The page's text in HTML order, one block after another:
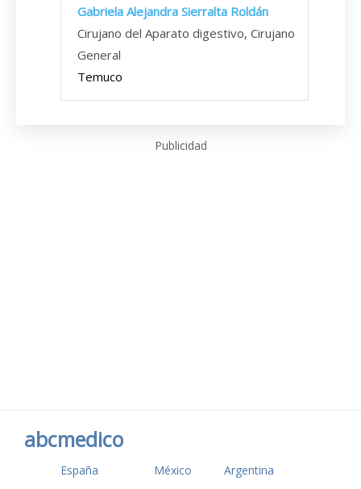
Gabriela Alejandra Sierralta Roldán
Cirujano del Aparato digestivo, Cirujano
General
Temuco
Publicidad
abcmedico
España México
Argentina